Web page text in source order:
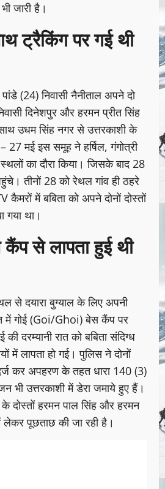
जारी है।
ट्रैकिंग पर गई थी
(24) निवासी नैनीताल अपने दो
दिनेशपुर और हरमन प्रीत सिंह
उधम सिंह नगर से उत्तरकाशी के
27 मई इस समूह ने हर्षिल, गंगोत्री
का दौरा किया। जिसके बाद 28
तीनों 28 को रेथल गांव ही ठहरे
में बबिता को अपने दोनों दोस्तों
गया था।
से लापता हुई थी
से दयारा बुग्याल के लिए अपनी
में गोई (Goi/Ghoi) बेस कैंप पर
दरम्यानी रात को बबिता संदिग्ध
में लापता हो गई। पुलिस ने दोनों
कर अपहरण के तहत धारा 140 (3)
भी उत्तरकाशी में डेरा जमाये हुए हैं।
दोस्तों हरमन पाल सिंह और हरमन
लेकर पूछताछ की जा रही है।